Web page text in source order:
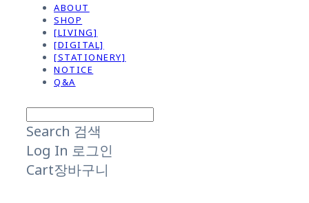
ABOUT
SHOP
[LIVING]
[DIGITAL]
[STATIONERY]
NOTICE
Q&A
Search 검색
Log In 로그인
Cart장바구니